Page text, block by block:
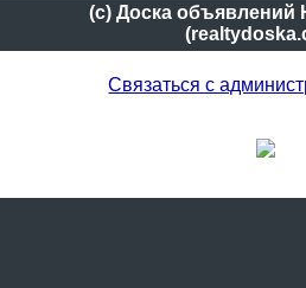
(c) Доска объявлений
Связаться с